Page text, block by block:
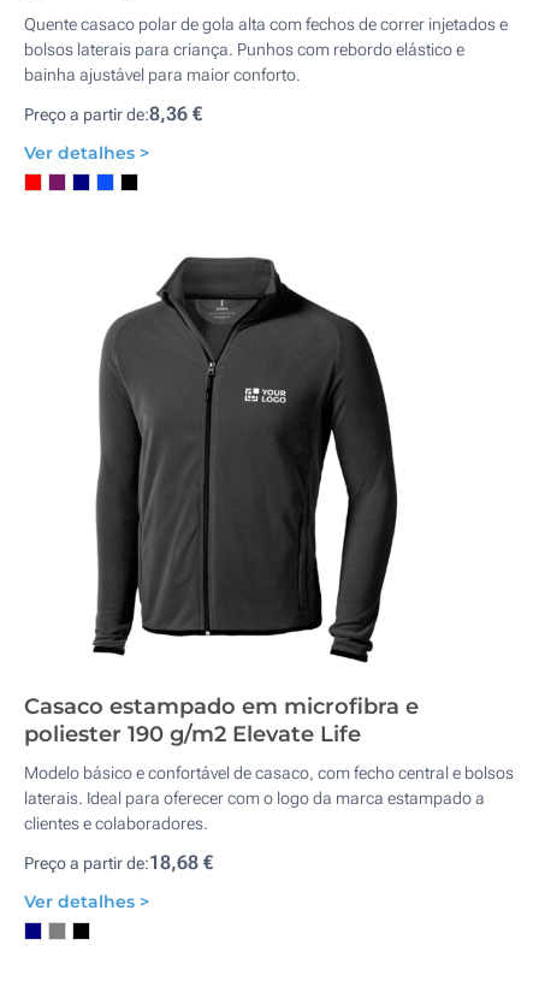
Quente casaco polar de gola alta com fechos de correr injetados e
bolsos laterais para criança. Punhos com rebordo elástico e
bainha ajustável para maior conforto.
Preço a partir de:8,36 €
Ver detalhes >
Casaco estampado em microfibra e
poliester 190 g/m2 Elevate Life
Modelo básico e confortável de casaco, com fecho central e bolsos
laterais. Ideal para oferecer com o logo da marca estampado a
clientes e colaboradores.
Preço a partir de:18,68 €
Ver detalhes >